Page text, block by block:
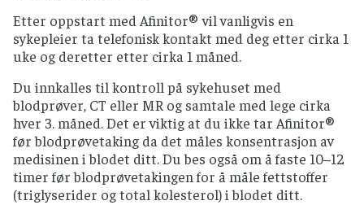
Etter oppstart med Afinitor® vil vanligvis en
sykepleier ta telefonisk kontakt med deg etter cirka 1
uke og deretter etter cirka 1 måned.
Du innkalles til kontroll på sykehuset med
blodprøver, CT eller MR og samtale med lege cirka
hver 3. måned. Det er viktig at du ikke tar Afinitor®
før blodprøvetaking da det måles konsentrasjon av
medisinen i blodet ditt. Du bes også om å faste 10–12
timer før blodprøvetakingen for å måle fettstoffer
(triglyserider og total kolesterol) i blodet ditt.